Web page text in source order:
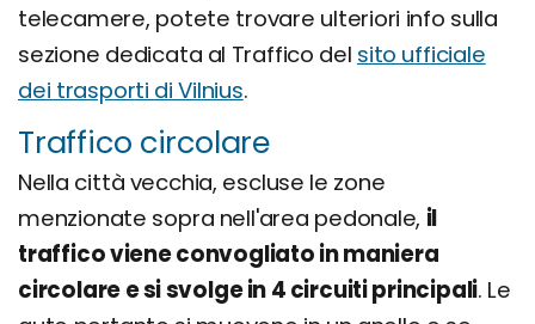
telecamere, potete trovare ulteriori info sulla
sezione dedicata al Traffico del sito ufficiale
dei trasporti di Vilnius.
Traffico circolare
Nella città vecchia, escluse le zone
menzionate sopra nell'area pedonale, il
traffico viene convogliato in maniera
circolare e si svolge in 4 circuiti principali. Le